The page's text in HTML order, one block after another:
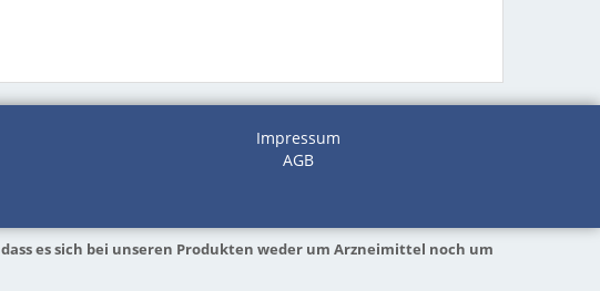
Impressum
AGB
es sich bei unseren Produkten weder um Arzneimittel noch um